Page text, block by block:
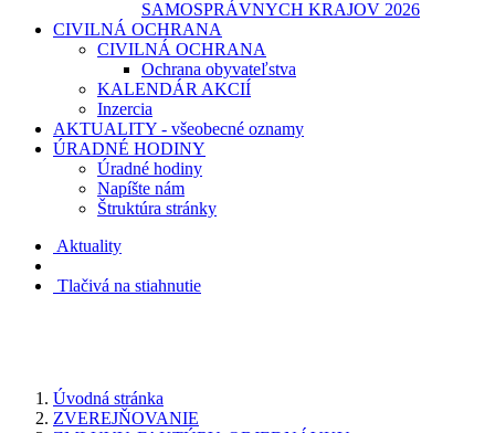
SAMOSPRÁVNYCH KRAJOV 2026
CIVILNÁ OCHRANA
CIVILNÁ OCHRANA
Ochrana obyvateľstva
KALENDÁR AKCIÍ
Inzercia
AKTUALITY - všeobecné oznamy
ÚRADNÉ HODINY
Úradné hodiny
Napíšte nám
Štruktúra stránky
Aktuality
Tlačivá na stiahnutie
Úvodná stránka
ZVEREJŇOVANIE